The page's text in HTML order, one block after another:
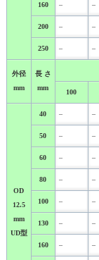
160 – –
200 – –
250 – –
外径
mm
長 さ
mm
100
OD
12.5
mm
UD型
40 – –
50 – –
60 – –
80 – –
100 – –
130 – –
160 – –